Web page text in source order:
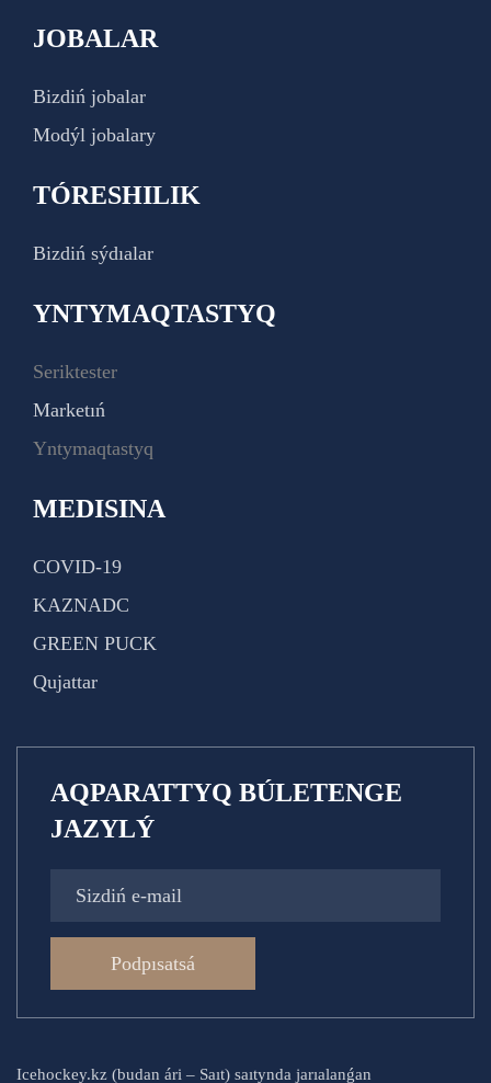
JOBALAR
Bizdiń jobalar
Modýl jobalary
TÓRESHILIK
Bizdiń sýdıalar
YNTYMAQTASTYQ
Seriktester
Marketıń
Yntymaqtastyq
MEDISINA
COVID-19
KAZNADC
GREEN PUCK
Qujattar
AQPARATTYQ BÚLETENGE
JAZYLÝ
Podpısatsá
Icehockey.kz (budan ári – Saıt) saıtynda jarıalanǵan